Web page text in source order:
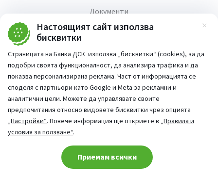
Настоящият сайт използва
бисквитки
Страницата на Банка ДСК използва „бисквитки“ (cookies), за да
подобри своята функционалност, да анализира трафика и да
показва персонализирана реклама. Част от информацията се
споделя с партньори като Google и Meta за рекламни и
аналитични цели. Можете да управлявате своите
предпочитания относно видовете бисквитки чрез опцията
„Настройки“. Повече информация ще откриете в „Правила и
условия за ползване“.
Приемам всички
Документи
Карта на сайта
Валутна информация
Правила и условия за използване на уебсайт
Медия център
Продажба на имоти
Кариери
Декларация за достъпност
Част от:
Cookie consent change